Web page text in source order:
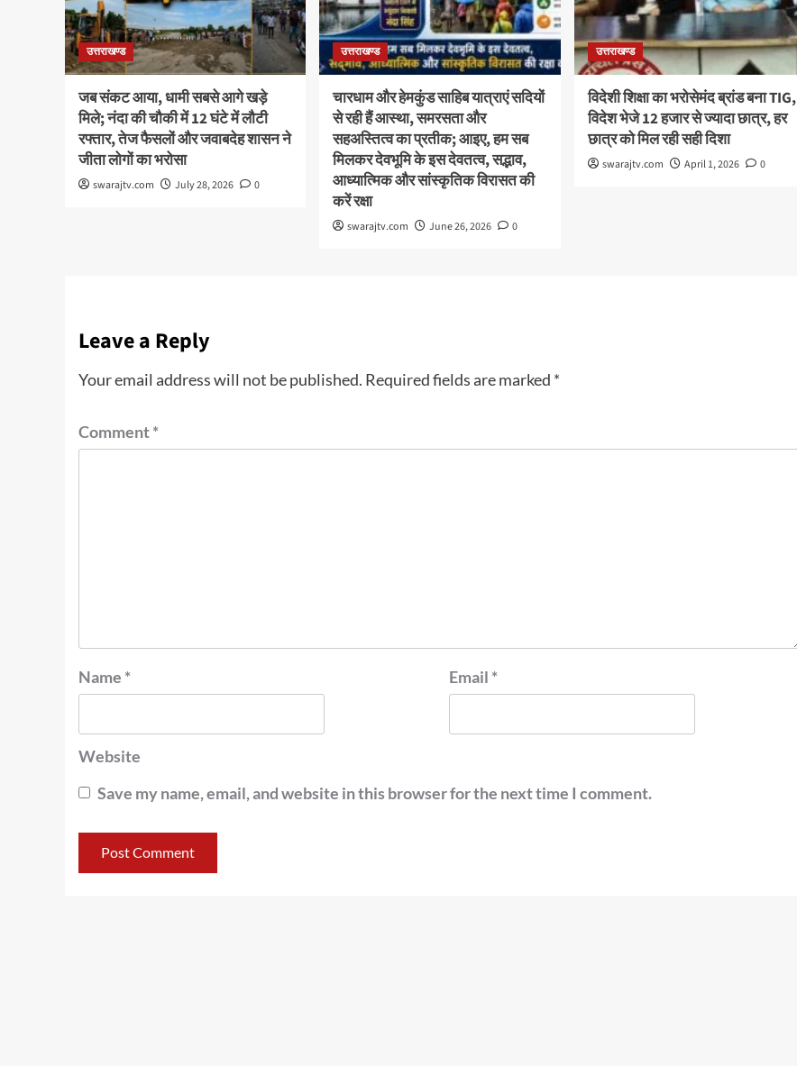
उत्तराखण्ड
जब संकट आया, धामी सबसे आगे खड़े
मिले; नंदा की चौकी में 12 घंटे में लौटी
रफ्तार, तेज फैसलों और जवाबदेह शासन ने
जीता लोगों का भरोसा
swarajtv.com July 28, 2026 0
उत्तराखण्ड
चारधाम और हेमकुंड साहिब यात्राएं सदियों
से रही हैं आस्था, समरसता और
सहअस्तित्व का प्रतीक; आइए, हम सब
मिलकर देवभूमि के इस देवतत्व, सद्भाव,
आध्यात्मिक और सांस्कृतिक विरासत की
करें रक्षा
swarajtv.com June 26, 2026 0
उत्तराखण्ड
विदेशी शिक्षा का भरोसेमंद ब्रांड बना TIG,
विदेश भेजे 12 हजार से ज्यादा छात्र, हर
छात्र को मिल रही सही दिशा
swarajtv.com April 1, 2026 0
Leave a Reply
Your email address will not be published. Required fields are marked *
Comment*
Name * Email *
Website
Save my name, email, and website in this browser for the next time I comment.